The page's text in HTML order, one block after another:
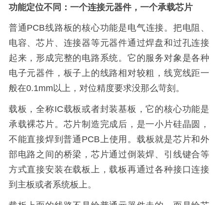
功能定位不同：一个连接元器件，一个承载芯片
普通PCB线路板的核心功能是电气连接。把电阻、
电容、芯片、连接器等元器件通过焊盘和过孔连接
起来，形成完整的电路系统。它的服务对象是各种
电子元器件，板子上的线路相对较粗，线宽线距一
般在0.1mm以上，对位精度要求没那么苛刻。
载板，全称IC载板或者封装基板，它的核心功能是
承载裸芯片。芯片制造完成后，是一小片硅晶圆，
不能直接焊到普通PCB上使用。载板就是芯片和外
部电路之间的桥梁，芯片通过倒装焊、引线键合等
方式直接安装在载板上，载板再通过各种接口连接
到主板或者系统板上。